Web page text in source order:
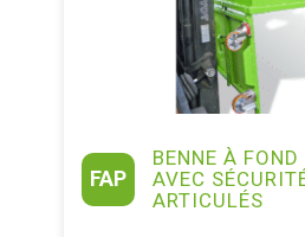
FAP
BENNE À
AVEC
ARTICULÉS